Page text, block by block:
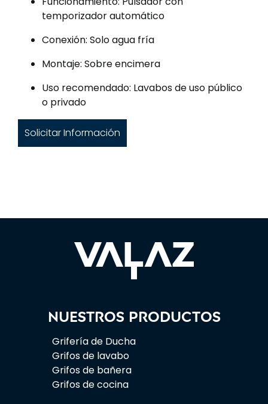
temporizador automático
Conexión: Solo agua fría
Montaje: Sobre encimera
Uso recomendado: Lavabos de uso público
o privado
Solicitar Información
Nuestros productos
Grifería de Ducha
Grifos de lavabo
Grifos de bañera
Grifos de cocina